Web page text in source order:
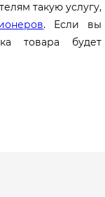
такую услугу,
. Если вы
товара будет